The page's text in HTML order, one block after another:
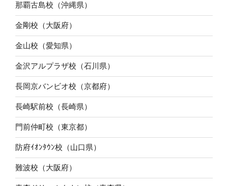
那覇古島校（沖縄県）
金剛校（大阪府）
金山校（愛知県）
金沢アルプラザ校（石川県）
長岡京バンビオ校（京都府）
長崎駅前校（長崎県）
門前仲町校（東京都）
防府ｲｵﾝﾀｳﾝ校（山口県）
難波校（大阪府）